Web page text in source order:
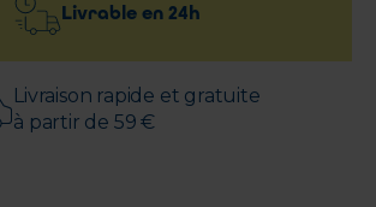
Livrable en 24h
Livraison rapide et gratuite
à partir de 59 €